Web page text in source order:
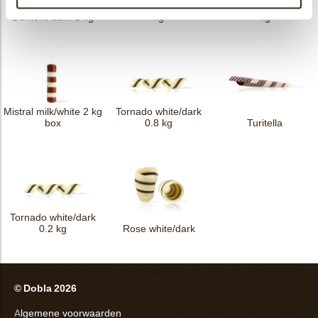
Dentelle dark 1 kg
Twister dark/white 1.5
kg
Mistral milk/ white 2,5
kg
Mistral milk/white 2 kg
box
Tornado white/dark
0.8 kg
Turitella
Tornado white/dark
0.2 kg
Rose white/dark
© Dobla 2026
Algemene voorwaarden